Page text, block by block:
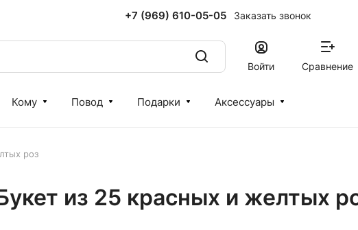
+7 (969) 610-05-05 Заказать звонок
Войти Сравнение
Кому Повод Подарки Аксессуары
роз
из 25 красных и желтых